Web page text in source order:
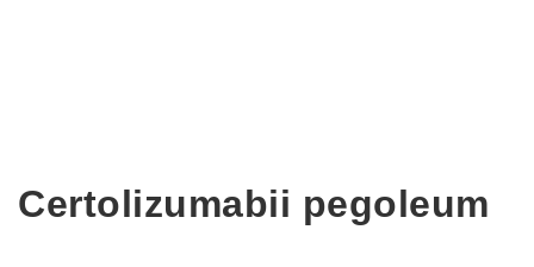
Certolizumabii pegoleum